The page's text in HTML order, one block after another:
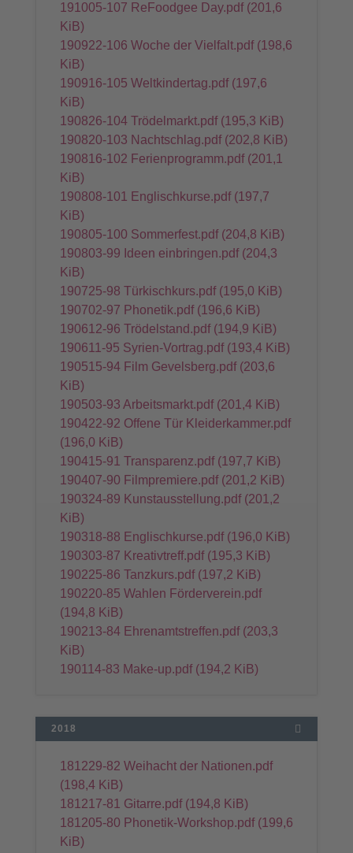
191005-107 ReFoodgee Day.pdf (201,6
KiB)
190922-106 Woche der Vielfalt.pdf (198,6
KiB)
190916-105 Weltkindertag.pdf (197,6
KiB)
190826-104 Trödelmarkt.pdf (195,3 KiB)
190820-103 Nachtschlag.pdf (202,8 KiB)
190816-102 Ferienprogramm.pdf (201,1
KiB)
190808-101 Englischkurse.pdf (197,7
KiB)
190805-100 Sommerfest.pdf (204,8 KiB)
190803-99 Ideen einbringen.pdf (204,3
KiB)
190725-98 Türkischkurs.pdf (195,0 KiB)
190702-97 Phonetik.pdf (196,6 KiB)
190612-96 Trödelstand.pdf (194,9 KiB)
190611-95 Syrien-Vortrag.pdf (193,4 KiB)
190515-94 Film Gevelsberg.pdf (203,6
KiB)
190503-93 Arbeitsmarkt.pdf (201,4 KiB)
190422-92 Offene Tür Kleiderkammer.pdf
(196,0 KiB)
190415-91 Transparenz.pdf (197,7 KiB)
190407-90 Filmpremiere.pdf (201,2 KiB)
190324-89 Kunstausstellung.pdf (201,2
KiB)
190318-88 Englischkurse.pdf (196,0 KiB)
190303-87 Kreativtreff.pdf (195,3 KiB)
190225-86 Tanzkurs.pdf (197,2 KiB)
190220-85 Wahlen Förderverein.pdf
(194,8 KiB)
190213-84 Ehrenamtstreffen.pdf (203,3
KiB)
190114-83 Make-up.pdf (194,2 KiB)
2018
181229-82 Weihacht der Nationen.pdf
(198,4 KiB)
181217-81 Gitarre.pdf (194,8 KiB)
181205-80 Phonetik-Workshop.pdf (199,6
KiB)